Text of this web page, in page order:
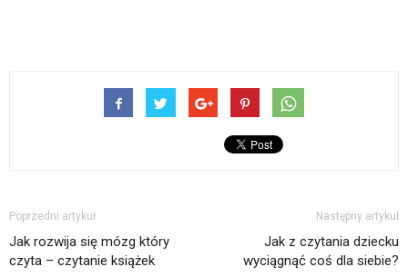
Poprzedni artykuł
Jak rozwija się mózg który
czyta – czytanie książek
Następny artykuł
Jak z czytania dziecku
wyciągnąć coś dla siebie?